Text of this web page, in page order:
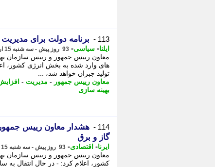
113 - برنامه دولت برای
ایلنا- سیاسی- 93 روز پیش - سه شنبه 15 اردیبهشت 1405، 17:27
معاون رییس جمهور و رییس سازمان
های وارد شده به بخش انرژی کشور،
تولید جبران خواهد شد، ...
معاون رییس جمهور - مدیریت -
بهینه سازی
114 -
هشدار معاون رییس
گاز و برق
ایرنا- اقتصادی- 93 روز پیش - سه شنبه 15 اردیبهشت 1405، 17:20
معاون رییس جمهور و رییس سازمان
کشور، اعلام کرد: - در ﺣﺎل اﻧﺘﻘﺎل ﺑﻪ